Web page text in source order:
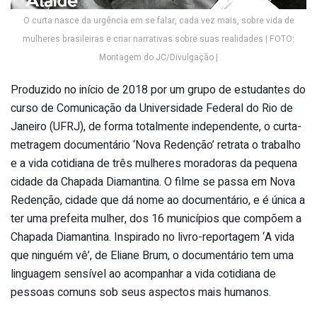
O curta nasce da urgência em se falar, cada vez mais, sobre vida de
mulheres brasileiras e criar narrativas sobre suas realidades | FOTO:
Montagem do JC/Divulgação |
Produzido no início de 2018 por um grupo de estudantes do
curso de Comunicação da Universidade Federal do Rio de
Janeiro (UFRJ), de forma totalmente independente, o curta-
metragem documentário ‘Nova Redenção’ retrata o trabalho
e a vida cotidiana de três mulheres moradoras da pequena
cidade da Chapada Diamantina. O filme se passa em Nova
Redenção, cidade que dá nome ao documentário, e é única a
ter uma prefeita mulher, dos 16 municípios que compõem a
Chapada Diamantina. Inspirado no livro-reportagem ‘A vida
que ninguém vê’, de Eliane Brum, o documentário tem uma
linguagem sensível ao acompanhar a vida cotidiana de
pessoas comuns sob seus aspectos mais humanos.